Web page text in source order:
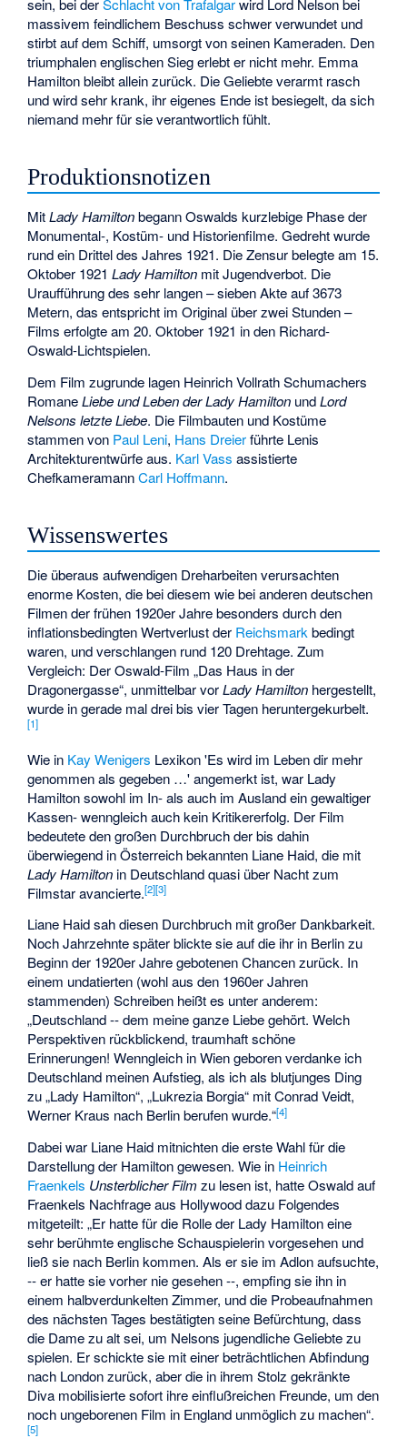
massivem feindlichem Beschuss schwer verwundet und
stirbt auf dem Schiff, umsorgt von seinen Kameraden. Den
triumphalen englischen Sieg erlebt er nicht mehr. Emma
Hamilton bleibt allein zurück. Die Geliebte verarmt rasch
und wird sehr krank, ihr eigenes Ende ist besiegelt, da sich
niemand mehr für sie verantwortlich fühlt.
Produktionsnotizen
MitLady Hamiltonbegann Oswalds kurzlebige Phase der
Monumental-, Kostüm- und Historienfilme. Gedreht wurde
rund ein Drittel des Jahres 1921. Die Zensur belegte am 15.
Oktober 1921Lady Hamilton mit Jugendverbot. Die
Uraufführung des sehr langen – sieben Akte auf 3673
Metern, das entspricht im Original über zwei Stunden –
Films erfolgte am 20. Oktober 1921 in den Richard-
Oswald-Lichtspielen.
Dem Film zugrunde lagen Heinrich Vollrath Schumachers
RomaneLiebe und Leben der Lady Hamilton undLord
Nelsons letzte Liebe. Die Filmbauten und Kostüme
stammen von Paul Leni, Hans Dreierführte Lenis
Architekturentwürfe aus. Karl Vass assistierte
ChefkameramannCarl Hoffmann.
Wissenswertes
Die überaus aufwendigen Dreharbeiten verursachten
enorme Kosten, die bei diesem wie bei anderen deutschen
Filmen der frühen 1920er Jahre besonders durch den
inflationsbedingten Wertverlust der Reichsmark bedingt
waren, und verschlangen rund 120 Drehtage. Zum
Vergleich: Der Oswald-Film „Das Haus in der
Dragonergasse“, unmittelbar vorLady Hamilton hergestellt,
wurde in gerade mal drei bis vier Tagen heruntergekurbelt.
[1]
Wie in Kay Wenigers Lexikon 'Es wird im Leben dir mehr
genommen als gegeben …' angemerkt ist, war Lady
Hamilton sowohl im In- als auch im Ausland ein gewaltiger
Kassen- wenngleich auch kein Kritikererfolg. Der Film
bedeutete den großen Durchbruch der bis dahin
überwiegend in Österreich bekannten Liane Haid, die mit
Lady Hamilton in Deutschland quasi über Nacht zum
Filmstar avancierte.[2][3]
Liane Haid sah diesen Durchbruch mit großer Dankbarkeit.
Noch Jahrzehnte später blickte sie auf die ihr in Berlin zu
Beginn der 1920er Jahre gebotenen Chancen zurück. In
einem undatierten (wohl aus den 1960er Jahren
stammenden) Schreiben heißt es unter anderem:
„Deutschland -- dem meine ganze Liebe gehört. Welch
Perspektiven rückblickend, traumhaft schöne
Erinnerungen! Wenngleich in Wien geboren verdanke ich
Deutschland meinen Aufstieg, als ich als blutjunges Ding
zu „Lady Hamilton“, „Lukrezia Borgia“ mit Conrad Veidt,
Werner Kraus nach Berlin berufen wurde.“[4]
Dabei war Liane Haid mitnichten die erste Wahl für die
Darstellung der Hamilton gewesen. Wie in Heinrich
Fraenkels Unsterblicher Film zu lesen ist, hatte Oswald auf
Fraenkels Nachfrage aus Hollywood dazu Folgendes
mitgeteilt: „Er hatte für die Rolle der Lady Hamilton eine
sehr berühmte englische Schauspielerin vorgesehen und
ließ sie nach Berlin kommen. Als er sie im Adlon aufsuchte,
-- er hatte sie vorher nie gesehen --, empfing sie ihn in
einem halbverdunkelten Zimmer, und die Probeaufnahmen
des nächsten Tages bestätigten seine Befürchtung, dass
die Dame zu alt sei, um Nelsons jugendliche Geliebte zu
spielen. Er schickte sie mit einer beträchtlichen Abfindung
nach London zurück, aber die in ihrem Stolz gekränkte
Diva mobilisierte sofort ihre einflußreichen Freunde, um den
noch ungeborenen Film in England unmöglich zu machen“.
[5]